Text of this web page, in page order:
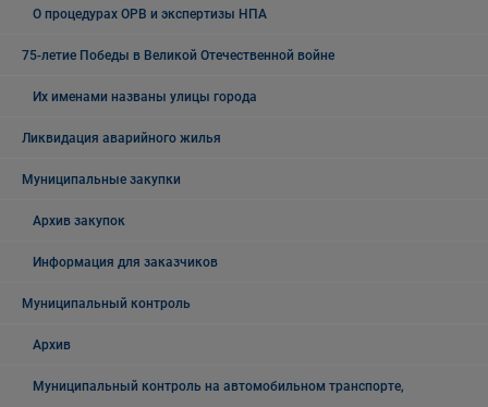
О процедурах ОРВ и экспертизы НПА
75-летие Победы в Великой Отечественной войне
Их именами названы улицы города
Ликвидация аварийного жилья
Муниципальные закупки
Архив закупок
Информация для заказчиков
Муниципальный контроль
Архив
Муниципальный контроль на автомобильном транспорте,